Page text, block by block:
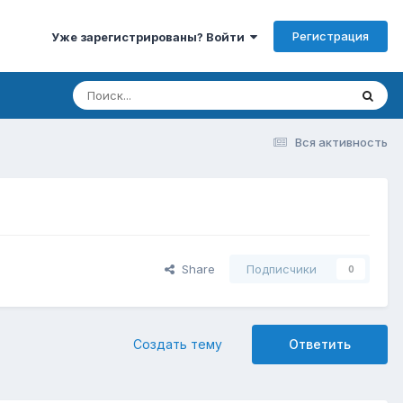
Уже зарегистрированы? Войти Регистрация
Вся активность
Share Подписчики 0
Ответить
Создать тему